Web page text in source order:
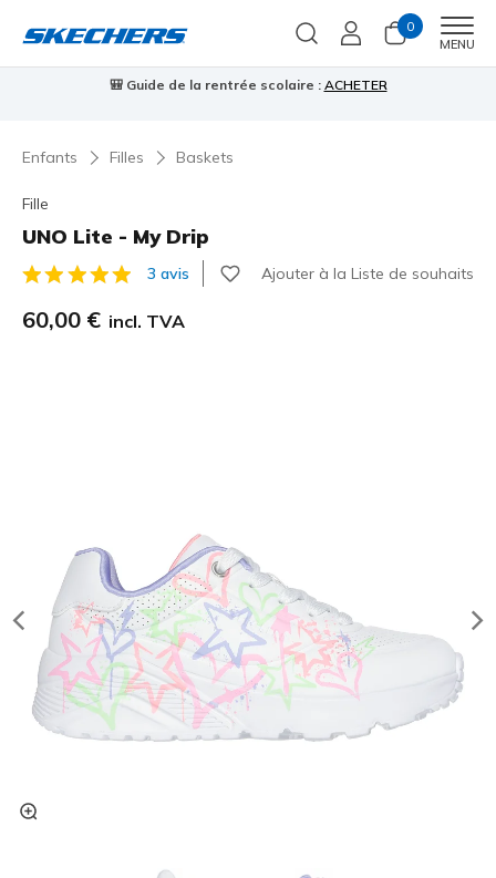
0
MENU
Skechers VIP :retours sous 45 jours pour les membres
Enfants Filles Baskets
Fille
UNO Lite - My Drip
Évaluation client 5 sur 5
3 avis Ajouter à la Liste de souhaits
60,00 € incl. TVA